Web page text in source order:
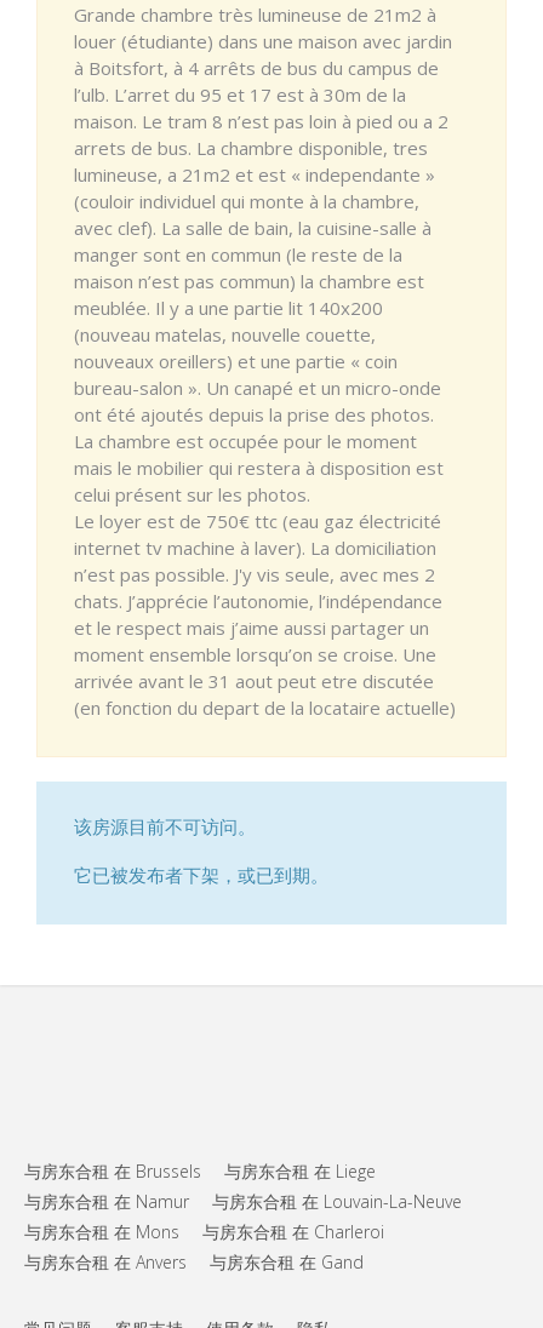
Grande chambre très lumineuse de 21m2 à
louer (étudiante) dans une maison avec jardin
à Boitsfort, à 4 arrêts de bus du campus de
l’ulb. L’arret du 95 et 17 est à 30m de la
maison. Le tram 8 n’est pas loin à pied ou a 2
arrets de bus. La chambre disponible, tres
lumineuse, a 21m2 et est « independante »
(couloir individuel qui monte à la chambre,
avec clef). La salle de bain, la cuisine-salle à
manger sont en commun (le reste de la
maison n’est pas commun) la chambre est
meublée. Il y a une partie lit 140x200
(nouveau matelas, nouvelle couette,
nouveaux oreillers) et une partie « coin
bureau-salon ». Un canapé et un micro-onde
ont été ajoutés depuis la prise des photos.
La chambre est occupée pour le moment
mais le mobilier qui restera à disposition est
celui présent sur les photos.
Le loyer est de 750€ ttc (eau gaz électricité
internet tv machine à laver). La domiciliation
n’est pas possible. J'y vis seule, avec mes 2
chats. J’apprécie l’autonomie, l’indépendance
et le respect mais j’aime aussi partager un
moment ensemble lorsqu’on se croise. Une
arrivée avant le 31 aout peut etre discutée
(en fonction du depart de la locataire actuelle)
该房源目前不可访问。
它已被发布者下架，或已到期。
与房东合租 在 Brussels
与房东合租 在 Liege
与房东合租 在 Namur
与房东合租 在 Louvain-La-Neuve
与房东合租 在 Mons
与房东合租 在 Charleroi
与房东合租 在 Anvers
与房东合租 在 Gand